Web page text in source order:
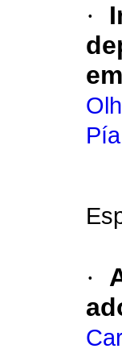
·
Pía
·